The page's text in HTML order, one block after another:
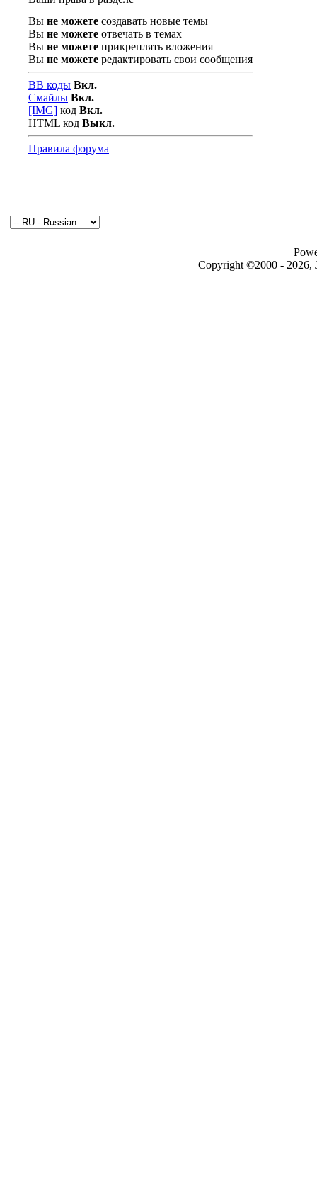
Вы не можете создавать новые темы
Вы не можете отвечать в темах
Вы не можете прикреплять вложения
Вы не можете редактировать свои сообщения
BB коды Вкл.
Смайлы Вкл.
[IMG] код Вкл.
HTML код Выкл.
Правила форума
Copyright ©2000 - 2026,